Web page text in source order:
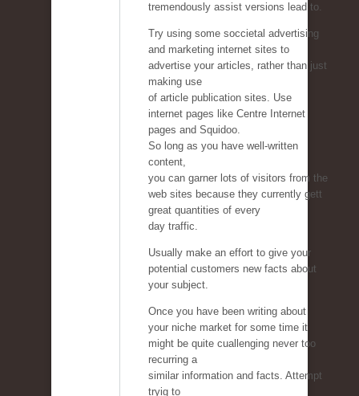
tremendously assist versions lead to.
Try using some soccietal advertising
and marketing internet sites to
advertise your articles, rather than just
making use
of article publication sites. Use
internet pages like Centre Internet
pages and Squidoo.
So long as you have well-written
content,
you can garner lots of visitors from the
web sites because they currently gett
great quantities of every
day traffic.
Usually make an effort to give your
potential customers new facts about
your subject.
Once you have been writing about
your niche market for some time it
might be quite cuallenging never too
recurring a
similar information and facts. Attempt
tryig to